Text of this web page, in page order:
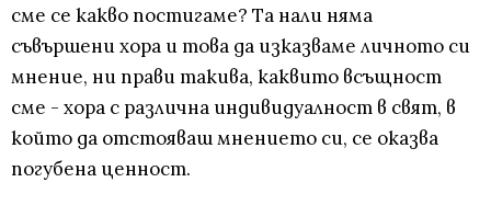
сме се какво постигаме? Та нали няма
съвършени хора и това да изказваме личното си
мнение, ни прави такива, каквито всъщност
сме - хора с различна индивидуалност в свят, в
който да отстояваш мнението си, се оказва
погубена ценност.